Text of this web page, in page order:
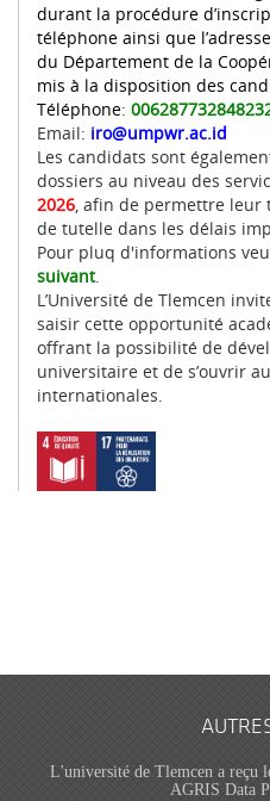
durant la procédure
téléphone ainsi que
du Département de la
mis à la disposition des
Téléphone:
Email: iro@umpwr.ac.id
Les candidats sont
dossiers au niveau des
2026, afin de permettre leur
de tutelle dans les délais
Pour pluq d'informations
suivant.
L’Université de Tlemcen
saisir cette opportunité
offrant la possibilité de
universitaire et de s’ouvrir
internationales.
L'université de Tlemcen a reçu
AGRIS Data